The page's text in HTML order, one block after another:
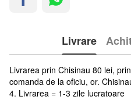
Livrare
Livrarea prin Chisinau 80 lei,
comanda de la oficiu, or.
4. Livrarea = 1-3 zile lucratoare